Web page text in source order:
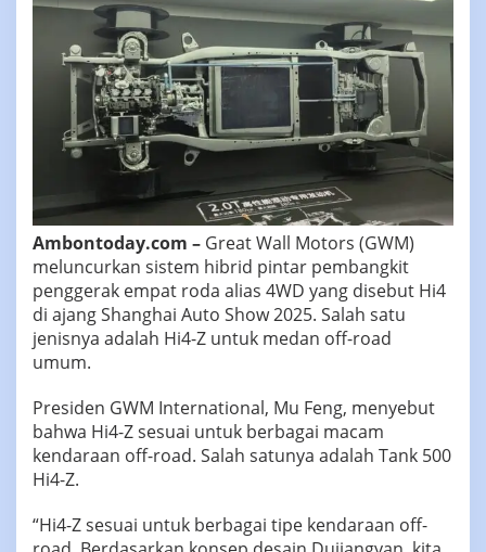
Ambontoday.com – Great Wall Motors (GWM)
meluncurkan sistem hibrid pintar pembangkit
penggerak empat roda alias 4WD yang disebut Hi4
di ajang Shanghai Auto Show 2025. Salah satu
jenisnya adalah Hi4-Z untuk medan off-road
umum.
Presiden GWM International, Mu Feng, menyebut
bahwa Hi4-Z sesuai untuk berbagai macam
kendaraan off-road. Salah satunya adalah Tank 500
Hi4-Z.
“Hi4-Z sesuai untuk berbagai tipe kendaraan off-